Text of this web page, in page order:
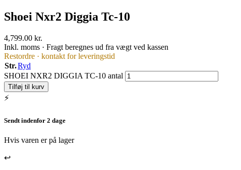
Shoei Nxr2 Diggia Tc-10
4,799.00 kr.
Inkl. moms · Fragt beregnes ud fra vægt ved kassen
Restordre · kontakt for leveringstid
Str.Ryd
SHOEI NXR2 DIGGIA TC-10 antal
Tilføj til kurv
⚡
Sendt indenfor 2 dage
Hvis varen er på lager
↩